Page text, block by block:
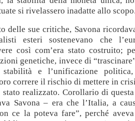
si rivelassero inadatte allo
delle sue critiche, Savona
esteri sostenevano che
così com’era stato costruito;
genetiche, invece di
e l’unificazione
correre il rischio di mettere in
stato realizzato. Corollario di
Savona – era che l’Italia, a
ce la poteva fare”, perché